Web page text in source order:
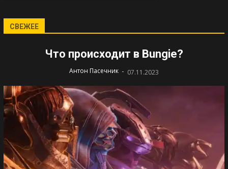
СВЕЖЕЕ
Что происходит в Bungie?
Антон Пасечник - 07.11.2023